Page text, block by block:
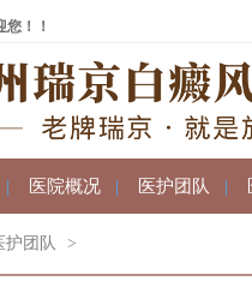
！！
| 医院概况 | 医护团队 |
护团队 >